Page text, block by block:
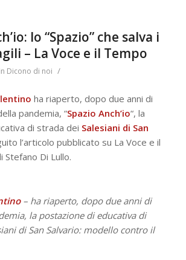
lo “Spazio” che salva i
– La Voce e il Tempo
in Dicono di noi /
ha riaperto, dopo due anni di
pandemia, “Spazio Anch’io“, la
di strada dei Salesiani di San
l’articolo pubblicato su La Voce e il
Stefano Di Lullo.
– ha riaperto, dopo due anni di
la postazione di educativa di
di San Salvario: modello contro il